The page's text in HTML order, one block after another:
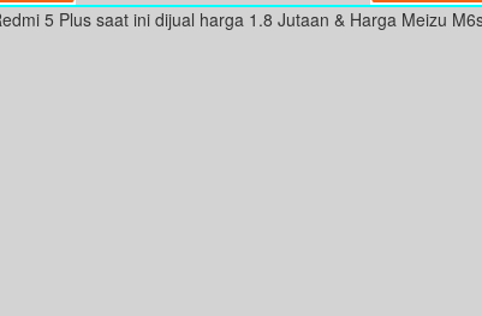
5 Plus saat ini dijual harga 1.8 Jutaan & Harga Meizu